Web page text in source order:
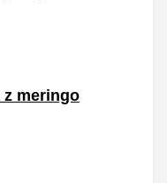
z meringo